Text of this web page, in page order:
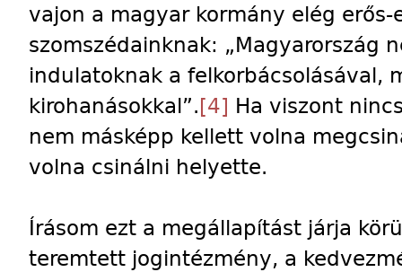
vajon a magyar kormány elég
szomszédainknak: „Magyarország
indulatoknak a felkorbácsolásával,
kirohanásokkal”.[4] Ha viszont
nem másképp kellett volna
volna csinálni helyette.
Írásom ezt a megállapítást járja
teremtett jogintézmény, a